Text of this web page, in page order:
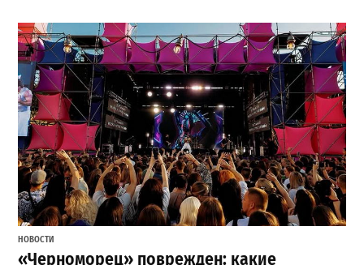
НОВОСТИ
«Черноморец» поврежден: какие